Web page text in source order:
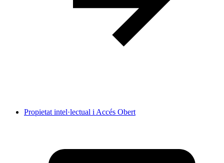
Propietat intel·lectual i Accés Obert